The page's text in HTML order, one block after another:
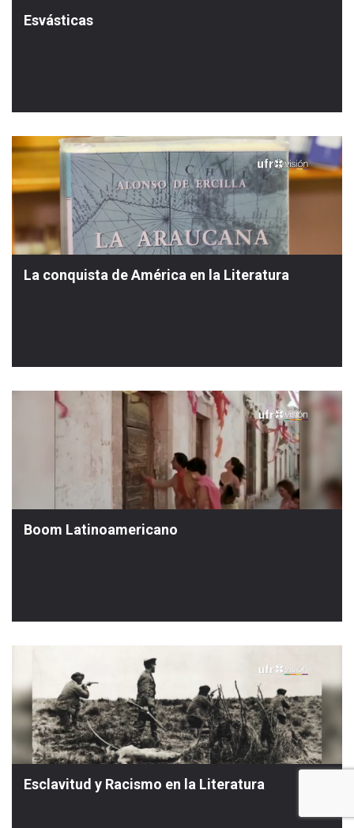
Esvásticas
La conquista de América en la Literatura
Boom Latinoamericano
Esclavitud y Racismo en la Literatura